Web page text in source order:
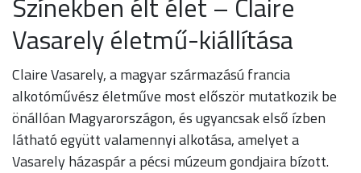
Vasarely életmű-kiállítása
Claire Vasarely, a magyar származású francia
alkotóművész életműve most először mutatkozik be
önállóan Magyarországon, és ugyancsak első ízben
látható együtt valamennyi alkotása, amelyet a
Vasarely házaspár a pécsi múzeum gondjaira bízott.